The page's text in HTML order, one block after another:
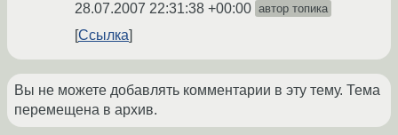
28.07.2007 22:31:38 +00:00 автор топика
Ссылка
Вы не можете добавлять комментарии в эту тему. Тема
перемещена в архив.